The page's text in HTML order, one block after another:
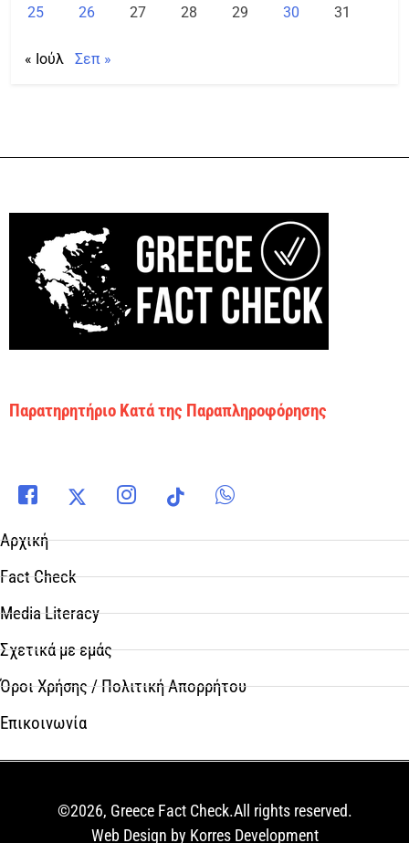
25
26 27 28 29 30 31
« Ιούλ Σεπ »
Παρατηρητήριο Κατά της Παραπληροφόρησης
Αρχική
Fact Check
Media Literacy
Σχετικά με εμάς
Όροι Χρήσης / Πολιτική Απορρήτου
Επικοινωνία
©2026, Greece Fact Check.All rights reserved.
Web Design by Korres Development